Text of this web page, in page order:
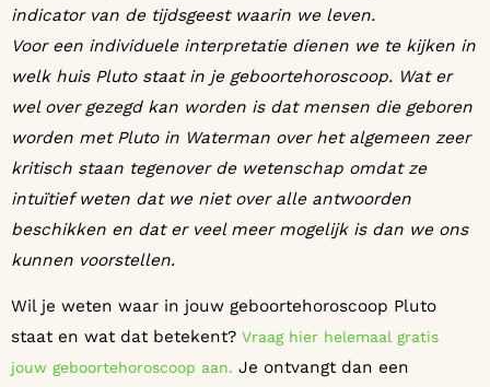
indicator van de tijdsgeest waarin we leven.
Voor een individuele interpretatie dienen we te kijken in
welk huis Pluto staat in je geboortehoroscoop. Wat er
wel over gezegd kan worden is dat mensen die geboren
worden met Pluto in Waterman over het algemeen zeer
kritisch staan tegenover de wetenschap omdat ze
intuïtief weten dat we niet over alle antwoorden
beschikken en dat er veel meer mogelijk is dan we ons
kunnen voorstellen.
Wil je weten waar in jouw geboortehoroscoop Pluto
staat en wat dat betekent? Vraag hier helemaal gratis
jouw geboortehoroscoop aan. Je ontvangt dan een